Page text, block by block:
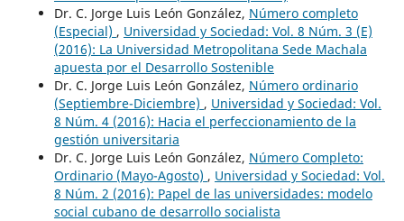
Dr. C. Jorge Luis León González, Número completo
(Especial) , Universidad y Sociedad: Vol. 8 Núm. 3 (E)
(2016): La Universidad Metropolitana Sede Machala
apuesta por el Desarrollo Sostenible
Dr. C. Jorge Luis León González, Número ordinario
(Septiembre-Diciembre) , Universidad y Sociedad: Vol.
8 Núm. 4 (2016): Hacia el perfeccionamiento de la
gestión universitaria
Dr. C. Jorge Luis León González, Número Completo:
Ordinario (Mayo-Agosto) , Universidad y Sociedad: Vol.
8 Núm. 2 (2016): Papel de las universidades: modelo
social cubano de desarrollo socialista